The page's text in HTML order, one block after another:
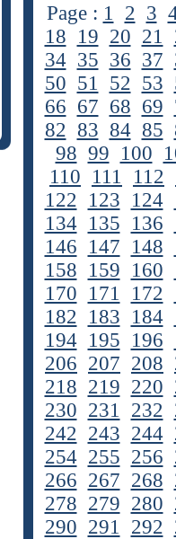
Page : 1 2 3
18 19 20 21
34 35 36 37
50 51 52 53
66 67 68 69
82 83 84 85
98 99 100
110 111 112
122 123 124
134 135 136
146 147 148
158 159 160
170 171 172
182 183 184
194 195 196
206 207 208
218 219 220
230 231 232
242 243 244
254 255 256
266 267 268
278 279 280
290 291 292